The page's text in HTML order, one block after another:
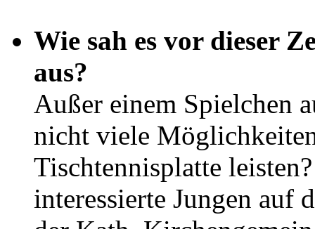
Wie sah es vor dieser
aus?
Außer einem Spielchen
nicht viele
Tischtennisplatte
interessierte Jungen auf